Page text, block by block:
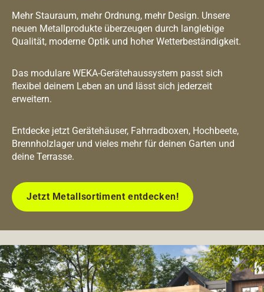
Mehr Stauraum, mehr Ordnung, mehr Design. Unsere
neuen Metallprodukte überzeugen durch langlebige
Qualität, moderne Optik und hoher Wetterbeständigkeit.
Das modulare WEKA-Gerätehaussystem passt sich
flexibel deinem Leben an und lässt sich jederzeit
erweitern.
Entdecke jetzt Gerätehäuser, Fahrradboxen, Hochbeete,
Brennholzlager und vieles mehr für deinen Garten und
deine Terrasse.
Jetzt Metallsortiment entdecken!